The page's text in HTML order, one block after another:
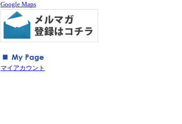
Google Maps
マイアカウント